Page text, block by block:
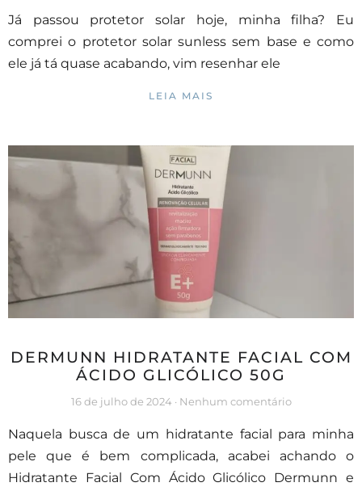
Já passou protetor solar hoje, minha filha? Eu
comprei o protetor solar sunless sem base e como
ele já tá quase acabando, vim resenhar ele
LEIA MAIS
DERMUNN HIDRATANTE FACIAL COM
ÁCIDO GLICÓLICO 50G
16 de julho de 2024 Nenhum comentário
Naquela busca de um hidratante facial para minha
pele que é bem complicada, acabei achando o
Hidratante Facial Com Ácido Glicólico Dermunn e